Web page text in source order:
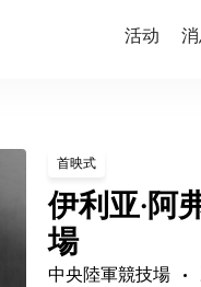
活动
首映式
伊利亚·阿
場
中央陸軍競技場